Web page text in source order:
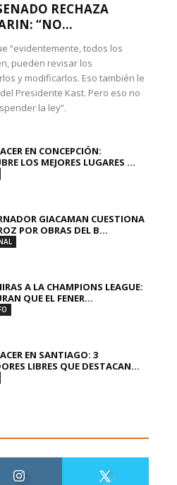
RECHAZA
“NO...
“evidentemente, todos los
pueden revisar los
y modificarlos. Eso también le
Presidente Kast. Pero eso no
la ley”.
EN CONCEPCIÓN:
LOS MEJORES LUGARES ...
GIACAMAN CUESTIONA
POR OBRAS DEL B...
A LA CHAMPIONS LEAGUE:
QUE EL FENER...
EN SANTIAGO: 3
LIBRES QUE DESTACAN...